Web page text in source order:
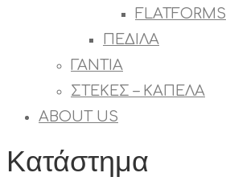
FLATFORMS
ΠΕΔΙΛΑ
ΓΑΝΤΙΑ
ΣΤΕΚΕΣ – ΚΑΠΕΛΑ
ABOUT US
Κατάστημα